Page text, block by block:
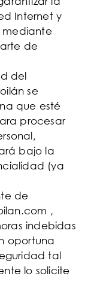
Internet y
mediante
de
del
se
que esté
procesar
bajo la
(ya
de
,
indebidas
oportuna
tal
lo solicite